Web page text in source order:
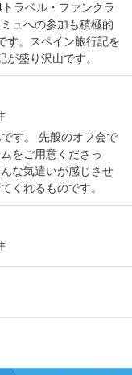
ラベル・ファンクラ
ュへの参加も積極的
す。スペイン旅行記を
盛り沢山です。
す。 先般のオフ会で
をご用意くださっ
な気遣いが感じさせ
くれるものです。